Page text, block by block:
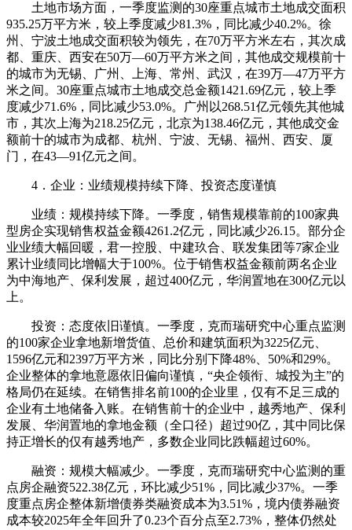
土地市场方面，一季度监测的30座重点城市土地成交面积
935.25万平方米，较上季度减少81.3%，同比减少40.2%。徐
州、宁波土地成交面积较为领先，在70万平方米左右，其次成
都、重庆、西安在50万—60万平方米之间，其他成交规模前十
的城市为无锡、广州、上海、常州、武汉，在39万—47万平方
米之间。30座重点城市土地成交总金额1421.69亿元，较上季
度减少71.6%，同比减少53.0%。广州以268.51亿元领先其他城
市，其次上海为218.25亿元，北京为138.46亿元，其他成交金
额前十的城市为成都、杭州、宁波、无锡、福州、西安、厦
门，在43—91亿元之间。
4．企业：业绩规模持续下降、投资态度谨慎
业绩：规模持续下降。一季度，销售规模靠前的100家典
型房企实现销售权益金额4261.2亿元，同比减少26.15。部分企
业业绩大幅回暖，君一控股、中建玖合、联发集团等7家企业
累计业绩同比增幅大于100%。位于销售权益金额前两名企业
为中海地产、保利发展，超过400亿元，华润置地在300亿元以
上。
投资：态度依旧谨慎。一季度，克而瑞研究中心重点监测
的100家企业拿地新增货值、总价和建筑面积为3225亿元、
1596亿元和2397万平方米，同比分别下降48%、50%和29%。
企业整体的拿地意愿依旧偏向谨慎，“央企领衔、城投为主”的
格局仍在延续。在销售排名前100的企业里，仅有不足三成的
企业有土地储备入账。在销售前十的企业中，越秀地产、保利
发展、华润置地的拿地金额（全口径）超过90亿，其中同比保
持正增长的仅有越秀地产，多数企业同比跌幅超过60%。
融资：规模大幅减少。一季度，克而瑞研究中心监测的重
点房企融资522.38亿元，环比减少51%，同比减少37%。一季
度重点房企整体新增债券类融资成本为3.51%，境内债券融资
成本较2025年全年回升了0.23个百分点至2.73%，整体仍然处